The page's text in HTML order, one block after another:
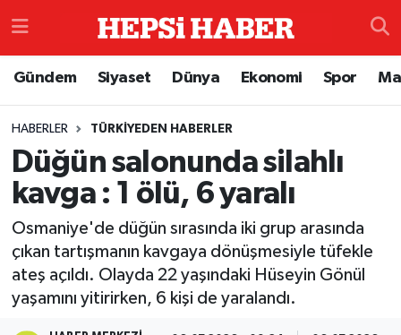
Gündem Siyaset Dünya Ekonomi Spor
HABERLER TÜRKIYEDEN HABERLER
Düğün salonunda silahlı
kavga : 1 ölü, 6 yaralı
Osmaniye'de düğün sırasında iki grup arasında
çıkan tartışmanın kavgaya dönüşmesiyle tüfekle
ateş açıldı. Olayda 22 yaşındaki Hüseyin Gönül
yaşamını yitirirken, 6 kişi de yaralandı.
Çevre
Dünya
Eğitim
Ekonomi
İzmir Namaz Vakitleri
İstanbul Trafik Yoğunluk Haritası
Süper Lig Puan Durumu ve Fikstür
Tüm Manşetler